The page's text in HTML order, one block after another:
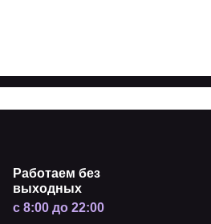
Работаем без
выходных
с 8:00 до 22:00